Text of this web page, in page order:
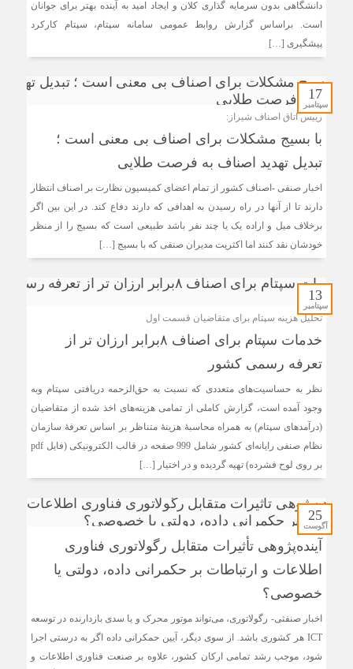
دانشگاهی بدون سرمایه گذاری کلان و ایجاد امید به آینده بهتر برای جوانان
است. براساس گزارش روابط عمومی سامانه سپتام، سپتام کارکرد
پیشگیری […]
17
سپتامبر
رییس اتاق اصناف شیراز:
با بسیج مشکلات برای اصناف بی معنی است ؛
تبدیل تهدید اصناف به فرصت طلایی
اخبار صنفی -اصناف کشور از تمام اعضای کمیسیون نظارت بر اصناف انتظار
دارند تا از آنها در راه رسیدن به اهدافی که دارند دفاع کند. در این بین اگر
برخلاف میل و اراده یک یا چند نفر باشد طبیعی است که بسیج را از منظر
خودشان نقد کنند اما اکثریت مدیران صنفی که با بسیج […]
13
سپتامبر
تحلیل هزینه سپتام برای متقاضیان قسمت اول
خدمات سپتام برای اصناف ۸برابر ارزان تر از
تعرفه رسمی کشور
نظر به حساسیت‌های متعددی که نسبت به حق‌الزحمه دریافتی سپتام وبه
وجود آمده است، گزارش کاملی از تمامی هزینه‌های اخذ شده از متقاضیان
(درآمدهای سپتام) به همراه محاسبۀ هزینۀ متناظر بر اساس تعرفۀ سازمان
نظام صنفی رایانه‌ای کشور شامل 999 صفحه در قالب الکترونیکی (فایل pdf
بر روی لوح فشرده) تهیه گردیده و در اختیار […]
25
آگوست
آینده‌پژوهی تأثیرات متقابل رگولاتوری فناوری
اطلاعات و ارتباطات بر حکمرانی داده، دولتی یا
خصوصی؟
اخبار صنفثی- رگولاتوری، می‌تواند موتور محرک و یا سدی بازدارنده در توسعه
ICT هر کشوری باشد. از سوی دیگر، آیین حمکرانی داده اگر به درستی اجرا
شود، موجب رشد تمامی ارکان کشور، علاوه بر صنعت فناوری اطلاعات و